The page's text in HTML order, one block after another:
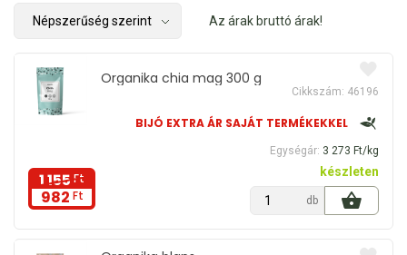
Az árak bruttó árak!
Organika chia mag 300 g
Cikkszám: 46196
BIJÓ EXTRA ÁR SAJÁT TERMÉKEKKEL
Egységár: 3 273 Ft/kg
1 155 Ft
982 Ft
készleten
db